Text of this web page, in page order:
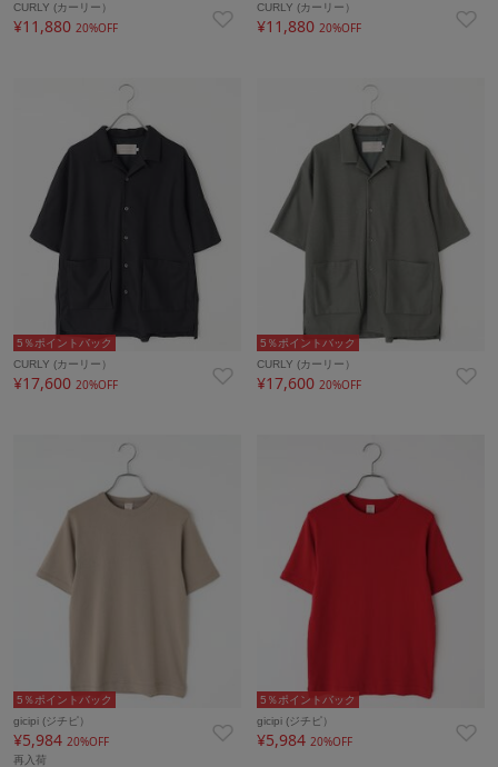
CURLY (カーリー）
¥11,880 20%OFF
CURLY (カーリー）
¥11,88020%OFF
5％ポイントバック
CURLY (カーリー）
¥17,600 20%OFF
5％ポイントバック
CURLY (カーリー）
¥17,60020%OFF
5％ポイントバック
gicipi (ジチピ）
¥5,984 20%OFF
再入荷
5％ポイントバック
gicipi (ジチピ）
¥5,98420%OFF